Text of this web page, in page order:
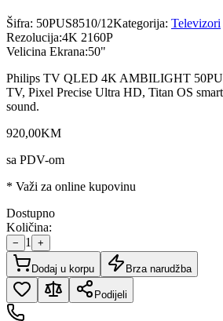
Šifra: 50PUS8510/12Kategorija: Televizori
Rezolucija:4K 2160P
Velicina Ekrana:50"
Philips TV QLED 4K AMBILIGHT
TV, Pixel Precise Ultra HD, Titan OS
sound.
920,00KM
sa PDV-om
* Važi za online kupovinu
Dostupno
Količina:
− 1 +
Dodaj u korpu Brza narudžba
Podijeli